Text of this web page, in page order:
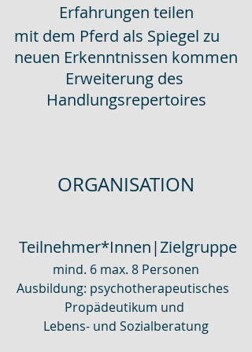
Erfahrungen teilen
mit dem Pferd als Spiegel zu
neuen Erkenntnissen kommen
Erweiterung des
Handlungsrepertoires
ORGANISATION
Teilnehmer*Innen|Zielgruppe
mind. 6 max. 8 Personen
Ausbildung: psychotherapeutisches
Propädeutikum und
Lebens- und Sozialberatung